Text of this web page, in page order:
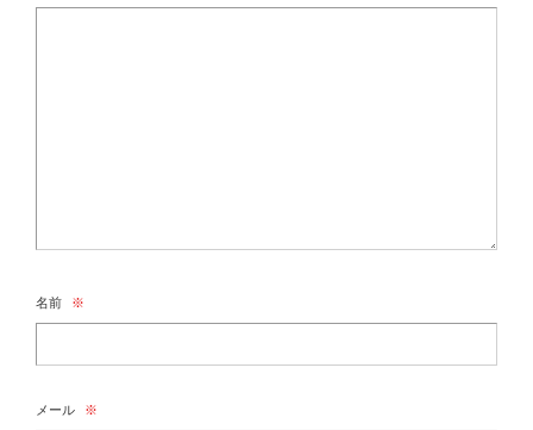
名前 ※
メール ※